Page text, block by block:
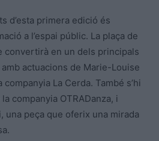
d’esta primera edició és
a l’espai públic. La plaça de
convertirà en un dels principals
actuacions de Marie-Louise
La Cerda. També s’hi
companyia OTRADanza, i
una peça que oferix una mirada